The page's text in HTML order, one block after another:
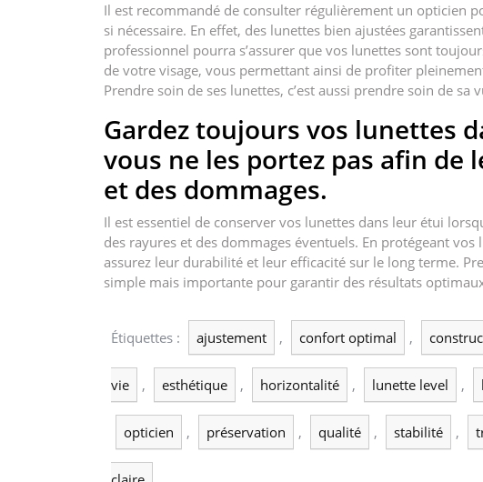
Il est recommandé de consulter régulièrement un opticien
si nécessaire. En effet, des lunettes bien ajustées
professionnel pourra s’assurer que vos lunettes sont
de votre visage, vous permettant ainsi de profiter
Prendre soin de ses lunettes, c’est aussi prendre soin de sa
Gardez toujours vos lunettes
vous ne les portez pas afin de
et des dommages.
Il est essentiel de conserver vos lunettes dans leur étui
des rayures et des dommages éventuels. En protégeant
assurez leur durabilité et leur efficacité sur le long terme.
simple mais importante pour garantir des résultats
Étiquettes : ajustement , confort optimal ,
vie , esthétique , horizontalité , lunette level ,
opticien , préservation , qualité , stabilité ,